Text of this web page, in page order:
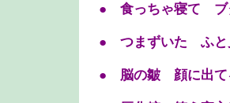
● 食っちゃ寝て ブ
● つまずいた ふと
● 脳の皺 顔に出て